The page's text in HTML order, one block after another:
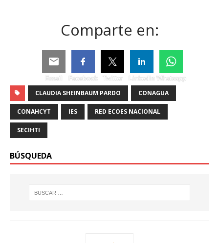
Comparte en:
Email Facebook Twitter Linkedin Whatsapp
CLAUDIA SHEINBAUM PARDO CONAGUA
CONAHCYT IES RED ECOES NACIONAL
SECIHTI
BÚSQUEDA